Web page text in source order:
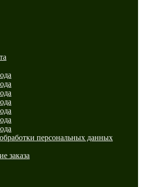
персональных данных
заказа